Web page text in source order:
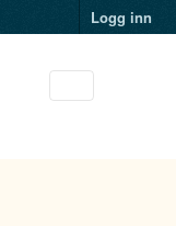
Logg inn